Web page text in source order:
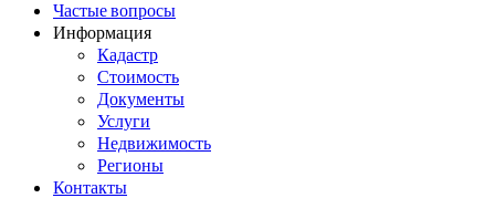
Частые вопросы
Информация
Кадастр
Стоимость
Документы
Услуги
Недвижимость
Регионы
Контакты